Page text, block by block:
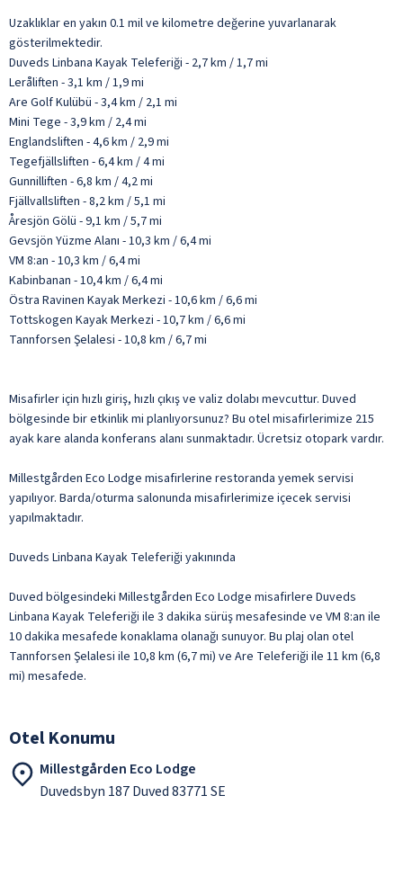
Uzaklıklar en yakın 0.1 mil ve kilometre değerine yuvarlanarak
gösterilmektedir.
Duveds Linbana Kayak Teleferiği - 2,7 km / 1,7 mi
Leråliften - 3,1 km / 1,9 mi
Are Golf Kulübü - 3,4 km / 2,1 mi
Mini Tege - 3,9 km / 2,4 mi
Englandsliften - 4,6 km / 2,9 mi
Tegefjällsliften - 6,4 km / 4 mi
Gunnilliften - 6,8 km / 4,2 mi
Fjällvallsliften - 8,2 km / 5,1 mi
Åresjön Gölü - 9,1 km / 5,7 mi
Gevsjön Yüzme Alanı - 10,3 km / 6,4 mi
VM 8:an - 10,3 km / 6,4 mi
Kabinbanan - 10,4 km / 6,4 mi
Östra Ravinen Kayak Merkezi - 10,6 km / 6,6 mi
Tottskogen Kayak Merkezi - 10,7 km / 6,6 mi
Tannforsen Şelalesi - 10,8 km / 6,7 mi
Misafirler için hızlı giriş, hızlı çıkış ve valiz dolabı mevcuttur. Duved
bölgesinde bir etkinlik mi planlıyorsunuz? Bu otel misafirlerimize 215
ayak kare alanda konferans alanı sunmaktadır. Ücretsiz otopark vardır.
Millestgården Eco Lodge misafirlerine restoranda yemek servisi
yapılıyor. Barda/oturma salonunda misafirlerimize içecek servisi
yapılmaktadır.
Duveds Linbana Kayak Teleferiği yakınında
Duved bölgesindeki Millestgården Eco Lodge misafirlere Duveds
Linbana Kayak Teleferiği ile 3 dakika sürüş mesafesinde ve VM 8:an ile
10 dakika mesafede konaklama olanağı sunuyor. Bu plaj olan otel
Tannforsen Şelalesi ile 10,8 km (6,7 mi) ve Are Teleferiği ile 11 km (6,8
mi) mesafede.
Otel Konumu
Millestgården Eco Lodge
Duvedsbyn 187 Duved 83771 SE